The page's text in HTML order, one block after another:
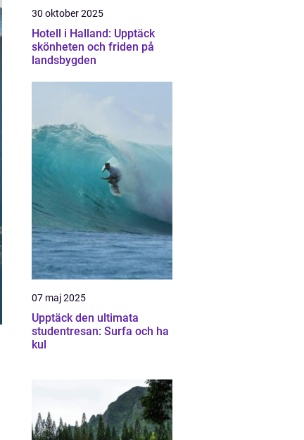
30 oktober 2025
Hotell i Halland: Upptäck
skönheten och friden på
landsbygden
07 maj 2025
Upptäck den ultimata
studentresan: Surfa och ha
kul